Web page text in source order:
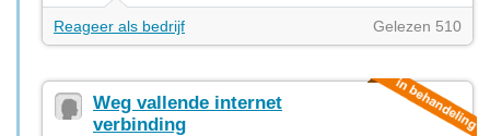
Reageer als bedrijf Gelezen 510
Weg vallende internet
verbinding